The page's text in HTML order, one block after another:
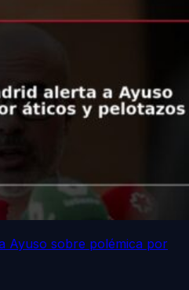
Ayuso sobre polémica por